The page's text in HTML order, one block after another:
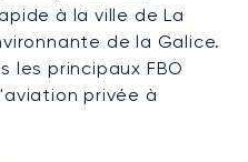
à la ville de La
de la Galice.
les principaux FBO
privée à